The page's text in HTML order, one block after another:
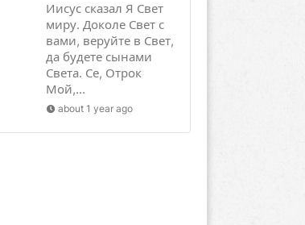
Иисус сказал Я Свет
миру. Доколе Свет с
вами, веруйте в Свет,
да будете сынами
Света. Се, Отрок
Мой,...
about 1 year ago